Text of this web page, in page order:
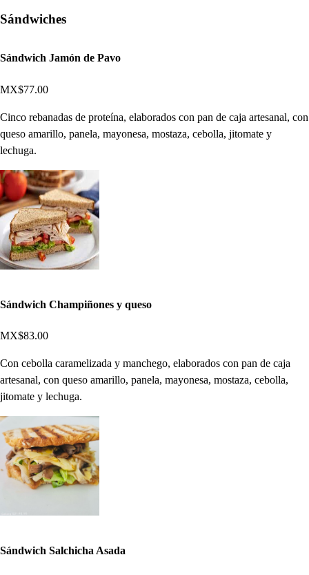
Sándwiches
Sándwich Jamón de Pavo
MX$77.00
Cinco rebanadas de proteína, elaborados con pan de caja artesanal, con
queso amarillo, panela, mayonesa, mostaza, cebolla, jitomate y
lechuga.
Sándwich Champiñones y queso
MX$83.00
Con cebolla caramelizada y manchego, elaborados con pan de caja
artesanal, con queso amarillo, panela, mayonesa, mostaza, cebolla,
jitomate y lechuga.
Sándwich Salchicha Asada